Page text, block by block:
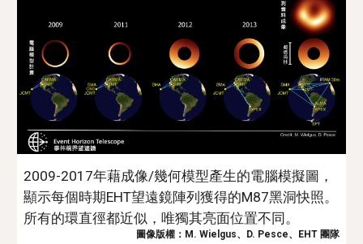
2009-2017年藉成像/幾何模型產生的電腦模擬圖，
顯示每個時期EHT望遠鏡陣列獲得的M87黑洞快照。
所有的環直徑都近似，唯獨其亮面位置不同。
圖像版權：M. Wielgus、 D. Pesce、 EHT 團隊